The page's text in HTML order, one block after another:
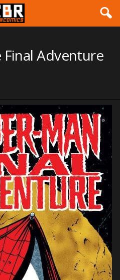
Adventure